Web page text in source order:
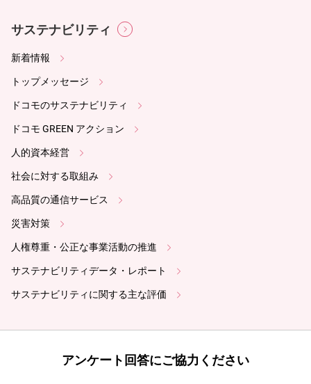
サステナビリティ
新着情報
トップメッセージ
ドコモのサステナビリティ
ドコモ GREEN アクション
人的資本経営
社会に対する取組み
高品質の通信サービス
災害対策
人権尊重・公正な事業活動の推進
サステナビリティデータ・レポート
サステナビリティに関する主な評価
アンケート回答にご協力ください